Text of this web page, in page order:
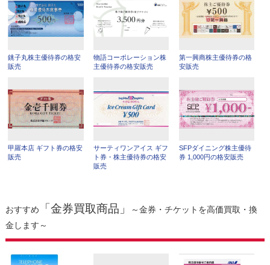
銚子丸株主優待券の格安
販売
物語コーポレーション株
主優待券の格安販売
第一興商株主優待券の格
安販売
甲羅本店 ギフト券の格安
販売
サーティワンアイス ギフ
ト券・株主優待券の格安
販売
SFPダイニング株主優待
券 1,000円の格安販売
おすすめ 「金券買取商品」
～金券・チケットを高価買取・換
金します～